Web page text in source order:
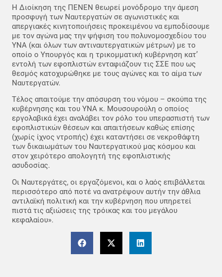
Η Διοίκηση της ΠΕΝΕΝ θεωρεί μονόδρομο την άμεση
προσφυγή των Ναυτεργατών σε αγωνιστικές και
απεργιακές κινητοποιήσεις προκειμένου να εμποδίσουμε
με τον αγώνα μας την ψήφιση του πολυνομοσχεδίου του
ΥΝΑ (και όλων των αντιναυτεργατικών μέτρων) με το
οποίο ο Υπουργός και η τρικομματική κυβέρνηση κατ’
εντολή των εφοπλιστών ενταφιάζουν τις ΣΣΕ που ως
θεσμός κατοχυρώθηκε με τους αγώνες και το αίμα των
Ναυτεργατών.
Τέλος απαιτούμε την απόσυρση του νόμου – σκούπα της
κυβέρνησης και του ΥΝΑ κ. Μουσουρούλη ο οποίος
εργολαβικά έχει αναλάβει τον ρόλο του υπερασπιστή των
εφοπλιστικών θέσεων και απαιτήσεων καθώς επίσης
(χωρίς ίχνος ντροπής) έχει καταντήσει σε νεκροθάφτη
των δικαιωμάτων του Ναυτεργατικού μας κόσμου και
στον χειρότερο απολογητή της εφοπλιστικής
ασυδοσίας.
Οι Ναυτεργάτες, οι εργαζόμενοι, και ο λαός επιβάλλεται
περισσότερο από ποτέ να ανατρέψουν αυτήν την άθλια
αντιλαϊκή πολιτική και την κυβέρνηση που υπηρετεί
πιστά τις αξιώσεις της τρόικας και του μεγάλου
κεφαλαίου».